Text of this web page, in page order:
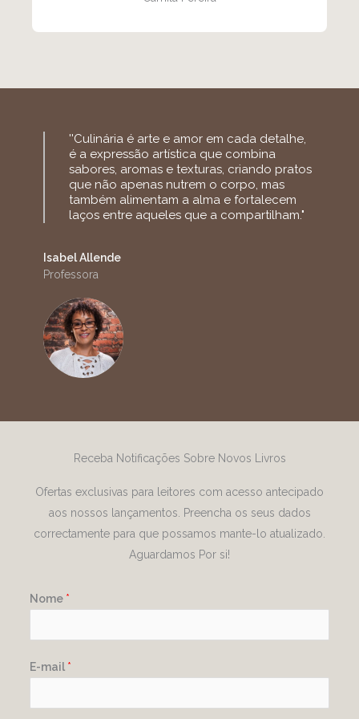
''Culinária é arte e amor em cada detalhe,
é a expressão artística que combina
sabores, aromas e texturas, criando pratos
que não apenas nutrem o corpo, mas
também alimentam a alma e fortalecem
laços entre aqueles que a compartilham."
Isabel Allende
Professora
Receba Notificações Sobre Novos Livros
Ofertas exclusivas para leitores com acesso antecipado
aos nossos lançamentos. Preencha os seus dados
correctamente para que possamos mante-lo atualizado.
Aguardamos Por si!
Nome *
E-mail *